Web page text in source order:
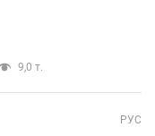
9,0 т.
РУС